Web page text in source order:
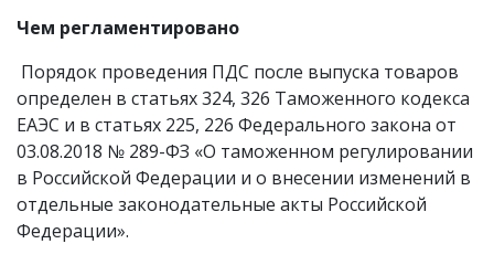
Чем регламентировано
Порядок проведения ПДС после выпуска товаров
определен в статьях 324, 326 Таможенного кодекса
ЕАЭС и в статьях 225, 226 Федерального закона от
03.08.2018 № 289-ФЗ «О таможенном регулировании
в Российской Федерации и о внесении изменений в
отдельные законодательные акты Российской
Федерации».